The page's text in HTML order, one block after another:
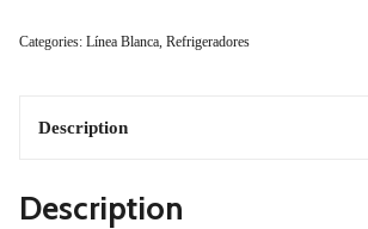
Categories: Línea Blanca, Refrigeradores
Description
Description